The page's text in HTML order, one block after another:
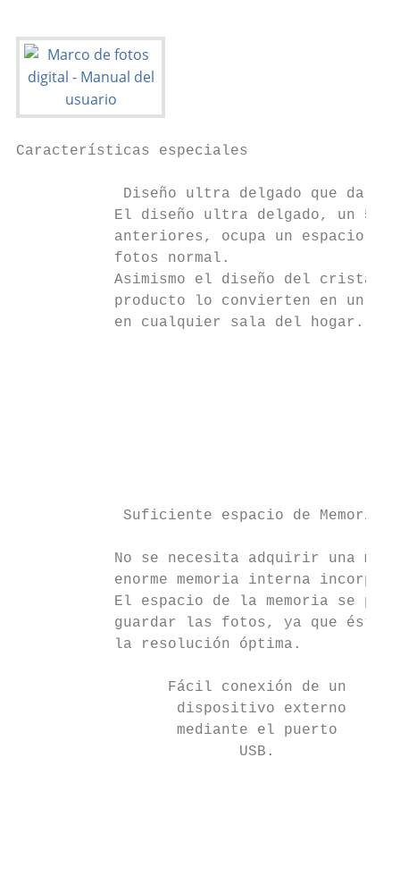
Características especiales
Diseño ultra delgado que da
El diseño ultra delgado, un 50%
anteriores, ocupa un espacio
           fotos normal.
Asimismo el diseño del cristal
producto lo convierten en un
           en cualquier sala del hogar.
Suficiente espacio de Memoria
No se necesita adquirir una
enorme memoria interna
El espacio de la memoria se
guardar las fotos, ya que
           la resolución óptima.
                 Fácil conexión de un
                  dispositivo externo
mediante el puerto
                         USB.